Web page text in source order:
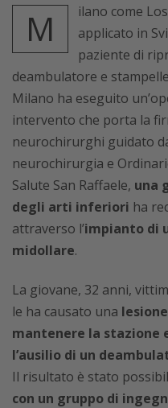
M ilano come
applicato in
paziente di
deambulatore e
Milano ha eseguito
intervento che porta la
neurochirurghi guidato
neurochirurgia e
Salute San Raffaele, una
degli arti inferiori ha
attraverso l’impianto di
midollare.
La giovane, 32 anni,
le ha causato una
mantenere la stazione
l’ausilio di un
Il risultato è stato
con un gruppo di